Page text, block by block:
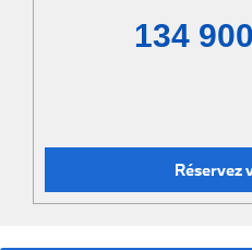
134
Réservez